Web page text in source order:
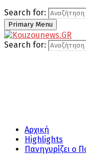
Search for:
Primary Menu
Search for:
Αρχική
Highlights
Πανηγυρίζει ο